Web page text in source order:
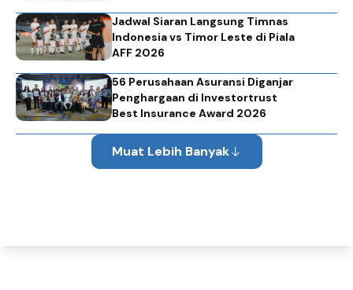
Jadwal Siaran Langsung Timnas
Indonesia vs Timor Leste di Piala
AFF 2026
56 Perusahaan Asuransi Diganjar
Penghargaan di Investortrust
Best Insurance Award 2026
Muat Lebih Banyak